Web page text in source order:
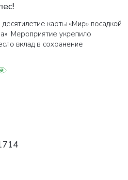
карты «Мир» посадкой
Мероприятие укрепило
вклад в сохранение